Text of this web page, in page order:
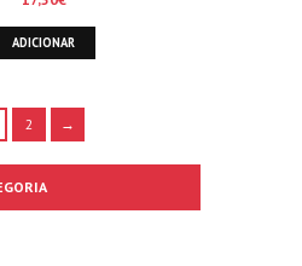
ADICIONAR
2 →